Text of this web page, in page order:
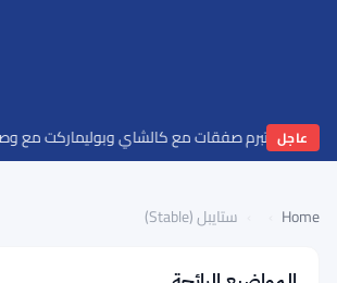
عاجل
تبرم صفقات مع كالشاي وبوليماركت مع وصول الإيرادات إلى 195.5
Home ستايبل (Stable)